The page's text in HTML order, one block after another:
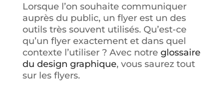
Lorsque l’on souhaite communiquer
auprès du public, un flyer est un des
outils très souvent utilisés. Qu’est-ce
qu’un flyer exactement et dans quel
contexte l’utiliser ? Avec notre glossaire
du design graphique, vous saurez tout
sur les flyers.